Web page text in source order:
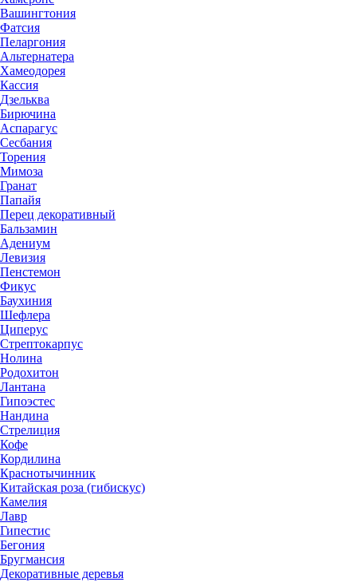
Вашингтония
Фатсия
Пеларгония
Альтернатера
Хамеодорея
Кассия
Дзельква
Бирючина
Аспарагус
Сесбания
Торения
Мимоза
Гранат
Папайя
Перец декоративный
Бальзамин
Адениум
Левизия
Пенстемон
Фикус
Баухиния
Шефлера
Циперус
Стрептокарпус
Нолина
Родохитон
Лантана
Гипоэстес
Нандина
Стрелиция
Кофе
Кордилина
Краснотычинник
Китайская роза (гибискус)
Камелия
Лавр
Гипестис
Бегония
Бругмансия
Декоративные деревья